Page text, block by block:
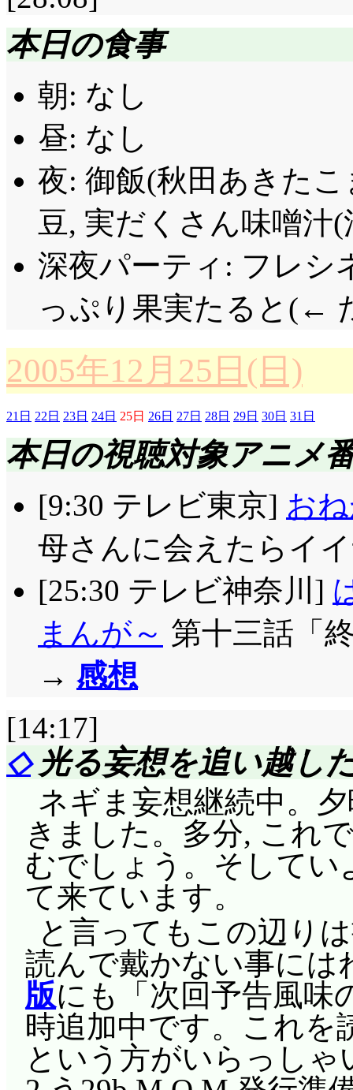
んだけは駄目なの!」
トトカルチョに純一
の不明, 右側はさくら
員数外だったんです
し)。で, 更に右に音
法の事を知っていた
ありますが, 譬え知ら
しろ, 独自の経路で真
れませんね。桜に言
だと思います。で, 直
が映っているので,
い上, アイシアにやや
とりや環にもっと負
それこそ, 本当の絆の
『下馬票』なんだか
いですけどね。
#1冒頭から登場して
がとうとう純一の手
るで……」恋文を書く
渡すような関係があ
る違和感の全てが納
でなく, 周りでみてる
それが自然で, 皆が幸
と……って, 音夢が倒
桜はやはり音夢には
こ, ここにきて, 2年
2年前のさくらと同
分の望みを叶えよう
と……。だから, この
象徴。真に他人の幸
分の幸せを組み込ん
定個人の幸せを, まし
ってはいけないんで
と同じだから。そし
(薄情者)。健次, 跳び
しても, まず自分の
おさかなについて触
ななみすぺしゃる量
んですかっ。前回の
ど, その間にかなり仲
ベタベタするように
バカップル誕生。身
んじゃねえ。「隠さ
「そーそー」「とっ
「「「ねー」」」そ
立ち町内一周は?(^^;;;
アイキャッチ: あ, な
10年前と逆に, 健次
「あのね, お泊まりし
あれだけ恥ずかしが
特別な」「新しいル
っ……も, でしょうか
な夜に, 突然腹痛で
いって事」で妙に仲
ら……陣痛ですか, っ
ら!)。流石に早すぎで
電話も通じないので
おいこら何だよそれ
ついて居られないっ
行くという手もある
てもんじゃないでし
……本当に近そうです
(^^;;;
……で, 南国の台風っ
数日停滞するような
が……。病名は「ただ
炎……穿孔起こしてい
評価……☆☆☆☆(前回比
OP: むしろOP向きだ
街角でサインを求め
フェイスですねタズ
サはまるで, シンデレ
に魔法は解けてしま
れるかどうか。「『
をしますけど(決定事
の力で。
リアもタズサに目を
ミニク自滅。これが
んでしょ? 実はドミニ
ち早く気付いていた
だと解ったから……と
フリープログラム, タ
ガーネット・ジュイ
った……」言葉で説明
後の最後まで, 演技の
たな。それこそ最後
すら。それだけに, 客
早気になりませんで
「泣いても笑っても
御免だわ」キス・ア
日本では家族が, 友人
中までがテレビ観戦
取るところから始ま
だ……だから絵もOP
だ……(^^;;; 「私は踊
トに, 少しでも近付く
感じた。あの時のフ
感覚までも」絵は跳
飛んでいる。そう感
本日の食事
朝: なし
昼: なし
夜: 御飯(秋田あきた
豆, 実だくさん味噌汁
深夜パーティ: フレシ
っぷり果実たると(←
2005年12月25日(日)
21日 22日 23日 24日 25日 26日 27日 28日 29日 30日 31日
本日の視聴対象アニメ
[9:30 テレビ東京] お
母さんに会えたらイ
[25:30 テレビ神奈川]
まんが～ 第十三話「
→ 感想
[14:17]
◇光る妄想を追い越し
ネギま妄想継続中。
きました。多分, これ
むでしょう。そしてい
て来ています。
と言ってもこの辺り
読んで戴かない事に
版にも「次回予告風味
時追加中です。これを
という方がいらっしゃ